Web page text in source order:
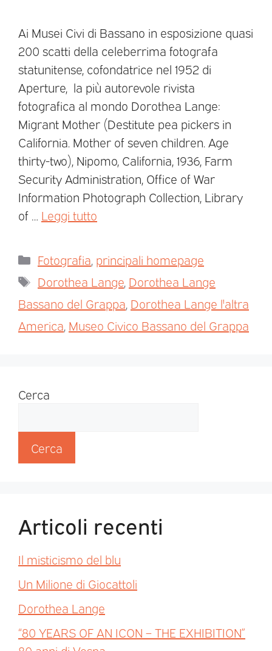
Ai Musei Civi di Bassano in esposizione quasi
200 scatti della celeberrima fotografa
statunitense, cofondatrice nel 1952 di
Aperture, la più autorevole rivista
fotografica al mondo Dorothea Lange:
Migrant Mother (Destitute pea pickers in
California. Mother of seven children. Age
thirty-two), Nipomo, California, 1936, Farm
Security Administration, Office of War
Information Photograph Collection, Library
of … Leggi tutto
Fotografia principali homepage
Dorothea Lange Dorothea Lange
Bassano del Grappa Dorothea Lange l'altra
America Museo Civico Bassano del Grappa
Cerca
Cerca
Articoli recenti
Il misticismo del blu
Un Milione di Giocattoli
Dorothea Lange
“80 YEARS OF AN ICON – THE EXHIBITION”